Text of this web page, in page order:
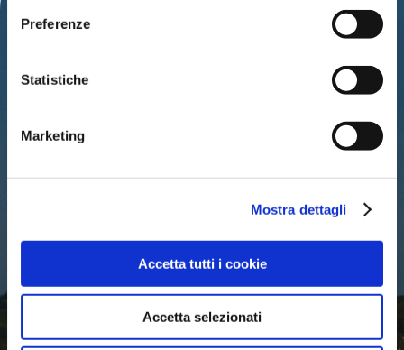
Preferenze
Statistiche
Marketing
Mostra dettagli
Accetta tutti i cookie
Accetta selezionati
iat@cattolica.net
Privacy Policy–Cookie Policy